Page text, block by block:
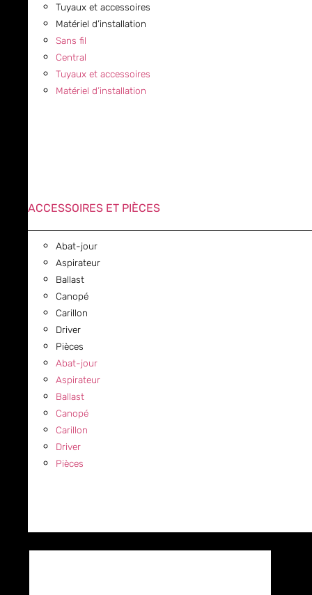
Tuyaux et accessoires
Matériel d’installation
Sans fil
Central
Tuyaux et accessoires
Matériel d’installation
ACCESSOIRES ET PIÈCES
Abat-jour
Aspirateur
Ballast
Canopé
Carillon
Driver
Pièces
Abat-jour
Aspirateur
Ballast
Canopé
Carillon
Driver
Pièces